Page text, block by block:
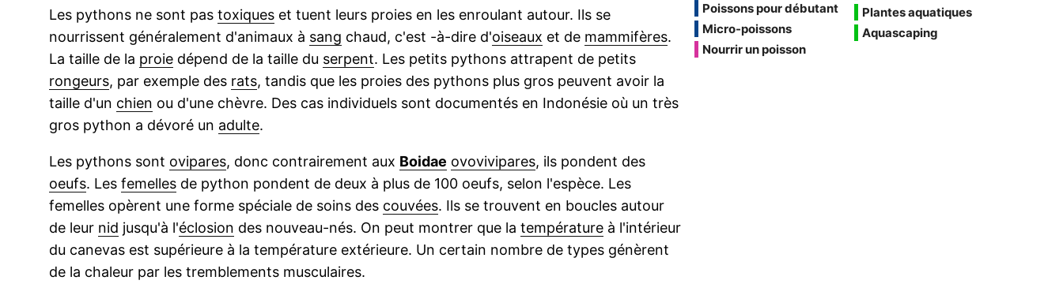
Les pythons ne sont pas toxiques et tuent leurs proies en les enroulant autour. Ils se
nourrissent généralement d'animaux à sang chaud, c'est -à-dire d'oiseaux et de mammifères.
La taille de la proie dépend de la taille du serpent. Les petits pythons attrapent de petits
rongeurs, par exemple des rats, tandis que les proies des pythons plus gros peuvent avoir la
taille d'un chien ou d'une chèvre. Des cas individuels sont documentés en Indonésie où un très
gros python a dévoré un adulte.
Les pythons sont ovipares, donc contrairement aux Boidae ovovivipares, ils pondent des
oeufs. Les femelles de python pondent de deux à plus de 100 oeufs, selon l'espèce. Les
femelles opèrent une forme spéciale de soins des couvées. Ils se trouvent en boucles autour
de leur nid jusqu'à l'éclosion des nouveau-nés. On peut montrer que la température à l'intérieur
du canevas est supérieure à la température extérieure. Un certain nombre de types génèrent
de la chaleur par les tremblements musculaires.
Poissons pour débutant
Micro-poissons
Nourrir un poisson
Plantes aquatiques
Aquascaping